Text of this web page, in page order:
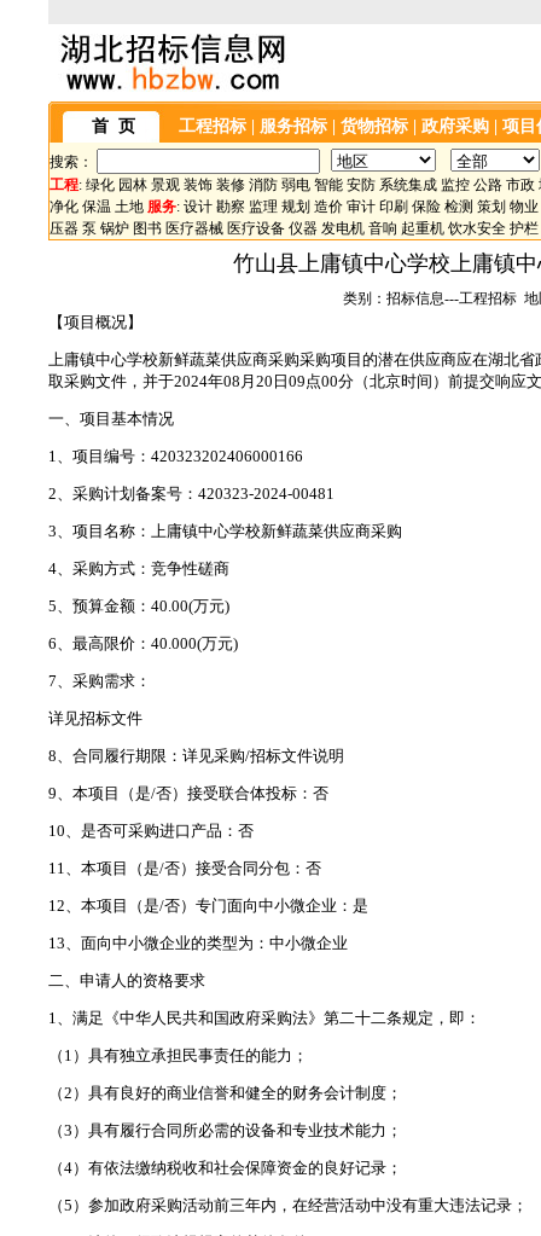
首 页 工程招标 服务招标 货物招标 政府采购 项目
搜索：
工程: 绿化 园林 景观 装饰 装修 消防 弱电 智能 安防 系统集成 监控 公路 市政
净化 保温 土地 服务: 设计 勘察 监理 规划 造价 审计 印刷 保险 检测 策划 物业
压器 泵 锅炉 图书 医疗器械 医疗设备 仪器 发电机 音响 起重机 饮水安全 护栏
竹山县上庸镇中心学校上庸镇
类别：招标信息---工程招标
【项目概况】
上庸镇中心学校新鲜蔬菜供应商采购采购项目的潜在供应商应在湖北
取采购文件，并于2024年08月20日09点00分（北京时间）前提交响应
一、项目基本情况
1、项目编号：420323202406000166
2、采购计划备案号：420323-2024-00481
3、项目名称：上庸镇中心学校新鲜蔬菜供应商采购
4、采购方式：竞争性磋商
5、预算金额：40.00(万元)
6、最高限价：40.000(万元)
7、采购需求：
详见招标文件
8、合同履行期限：详见采购/招标文件说明
9、本项目（是/否）接受联合体投标：否
10、是否可采购进口产品：否
11、本项目（是/否）接受合同分包：否
12、本项目（是/否）专门面向中小微企业：是
13、面向中小微企业的类型为：中小微企业
二、申请人的资格要求
1、满足《中华人民共和国政府采购法》第二十二条规定，即：
（1）具有独立承担民事责任的能力；
（2）具有良好的商业信誉和健全的财务会计制度；
（3）具有履行合同所必需的设备和专业技术能力；
（4）有依法缴纳税收和社会保障资金的良好记录；
（5）参加政府采购活动前三年内，在经营活动中没有重大违法记录；